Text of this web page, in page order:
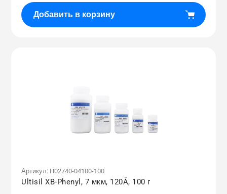
Добавить в корзину
Артикул: H02740-04100-100
Ultisil XB-Phenyl, 7 мкм, 120Å, 100 г